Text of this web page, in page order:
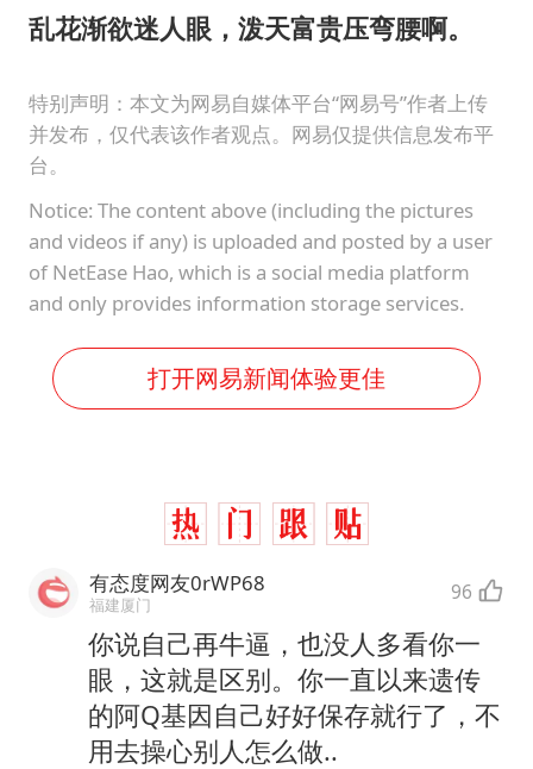
乱花渐欲迷人眼，泼天富贵压弯腰啊。
特别声明：本文为网易自媒体平台“网易号”作者上传
并发布，仅代表该作者观点。网易仅提供信息发布平
台。
Notice: The content above (including the pictures
and videos if any) is uploaded and posted by a user
of NetEase Hao, which is a social media platform
and only provides information storage services.
打开网易新闻体验更佳
有态度网友0rWP68
福建厦门 96
你说自己再牛逼，也没人多看你一
眼，这就是区别。你一直以来遗传
的阿Q基因自己好好保存就行了，不
用去操心别人怎么做..